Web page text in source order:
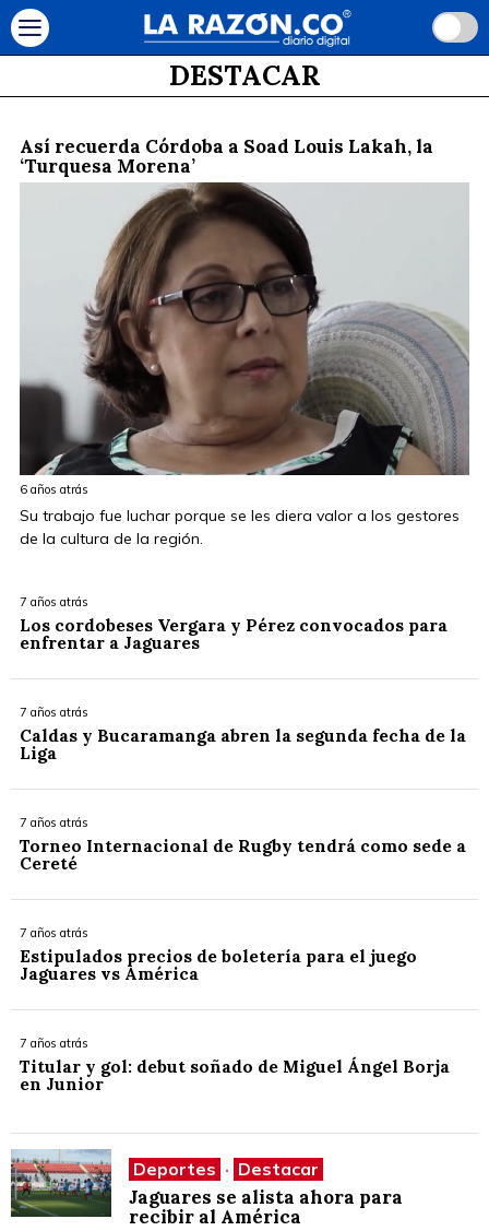
DESTACAR
Así recuerda Córdoba a Soad Louis Lakah, la
‘Turquesa Morena’
6 años atrás
Su trabajo fue luchar porque se les diera valor a los gestores
de la cultura de la región.
7 años atrás
Los cordobeses Vergara y Pérez convocados para
enfrentar a Jaguares
7 años atrás
Caldas y Bucaramanga abren la segunda fecha de la
Liga
7 años atrás
Torneo Internacional de Rugby tendrá como sede a
Cereté
7 años atrás
Estipulados precios de boletería para el juego
Jaguares vs América
7 años atrás
Titular y gol: debut soñado de Miguel Ángel Borja
en Junior
Deportes · Destacar
Jaguares se alista ahora para
recibir al América